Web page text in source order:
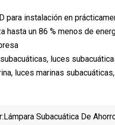
para instalación en
hasta un 86 % menos de
luces
luces marinas
Lámpara Subacuática De